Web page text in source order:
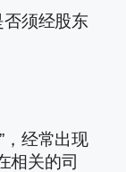
否须经股东
，经常出现
相关的司